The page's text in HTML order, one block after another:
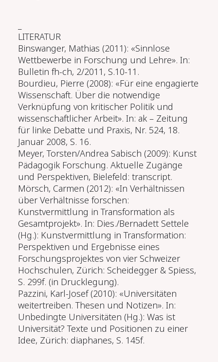
LITERATUR
Binswanger, Mathias (2011): «Sinnlose
Wettbewerbe in Forschung und Lehre». In:
Bulletin fh-ch, 2/2011, S.10-11.
Bourdieu, Pierre (2008): «Für eine engagierte
Wissenschaft. Über die notwendige
Verknüpfung von kritischer Politik und
wissenschaftlicher Arbeit». In: ak – Zeitung
für linke Debatte und Praxis, Nr. 524, 18.
Januar 2008, S. 16.
Meyer, Torsten/Andrea Sabisch (2009): Kunst
Pädagogik Forschung. Aktuelle Zugänge
und Perspektiven, Bielefeld: transcript.
Mörsch, Carmen (2012): «In Verhältnissen
über Verhältnisse forschen:
Kunstvermittlung in Transformation als
Gesamtprojekt». In: Dies./Bernadett Settele
(Hg.): Kunstvermittlung in Transformation:
Perspektiven und Ergebnisse eines
Forschungsprojektes von vier Schweizer
Hochschulen, Zürich: Scheidegger & Spiess,
S. 299f. (in Drucklegung).
Pazzini, Karl-Josef (2010): «Universitäten
weitertreiben. Thesen und Notizen». In:
Unbedingte Universitäten (Hg.): Was ist
Universität? Texte und Positionen zu einer
Idee, Zürich: diaphanes, S. 145f.